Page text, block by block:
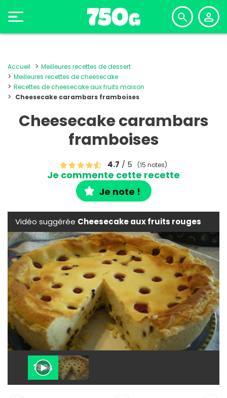
Accueil
Meilleures recettes de dessert
Meilleures recettes de cheesecake
Recettes de cheesecake aux fruits maison
Cheesecake carambars framboises
Cheesecake carambars
framboises
4.7 / 5 (15 notes)
Je commente cette recette
Je note !
Vidéo suggérée Cheesecake aux fruits rouges